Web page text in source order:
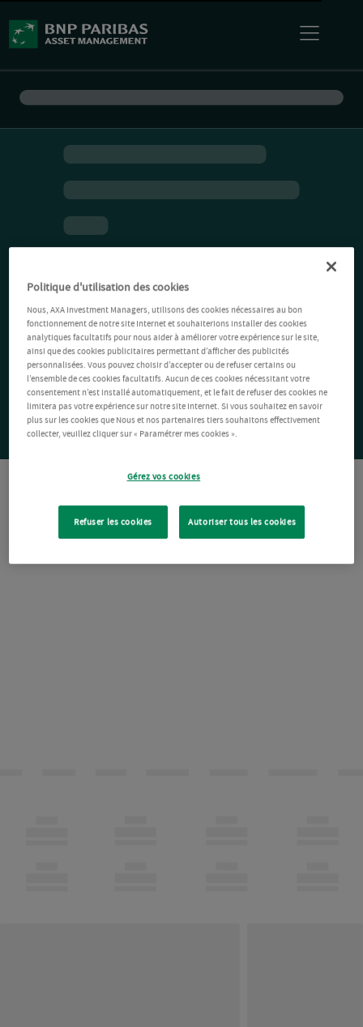
Politique d'utilisation des cookies
Nous, AXA Investment Managers, utilisons des cookies nécessaires au bon
fonctionnement de notre site Internet et souhaiterions installer des cookies
analytiques facultatifs pour nous aider à améliorer votre expérience sur le site,
ainsi que des cookies publicitaires permettant d’afficher des publicités
personnalisées. Vous pouvez choisir d’accepter ou de refuser certains ou
l’ensemble de ces cookies facultatifs. Aucun de ces cookies nécessitant votre
consentement n’est installé automatiquement, et le fait de refuser des cookies ne
limitera pas votre expérience sur notre site Internet. Si vous souhaitez en savoir
plus sur les cookies que Nous et nos partenaires tiers souhaitons effectivement
collecter, veuillez cliquer sur « Paramétrer mes cookies ».
Gérez vos cookies
Refuser les cookies Autoriser tous les cookies